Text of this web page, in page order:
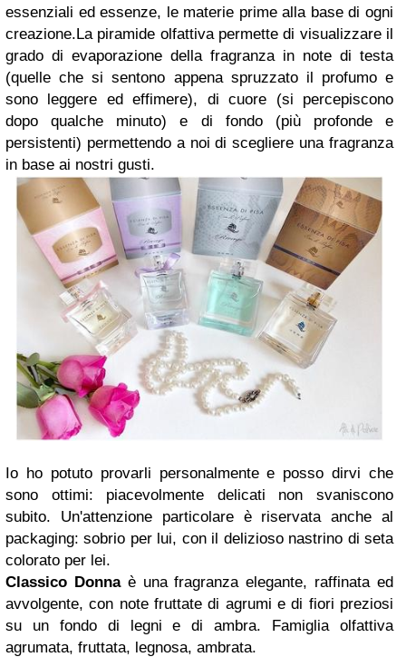
essenziali ed essenze, le materie prime alla base di ogni
creazione.La piramide olfattiva permette di visualizzare il
grado di evaporazione della fragranza in note di testa
(quelle che si sentono appena spruzzato il profumo e
sono leggere ed effimere), di cuore (si percepiscono
dopo qualche minuto) e di fondo (più profonde e
persistenti) permettendo a noi di scegliere una fragranza
in base ai nostri gusti.
Io ho potuto provarli personalmente e posso dirvi che
sono ottimi: piacevolmente delicati non svaniscono
subito. Un'attenzione particolare è riservata anche al
packaging: sobrio per lui, con il delizioso nastrino di seta
colorato per lei.
Classico Donnaè una fragranza elegante, raffinata ed
avvolgente, con note fruttate di agrumi e di fiori preziosi
su un fondo di legni e di ambra. Famiglia olfattiva
agrumata, fruttata, legnosa, ambrata.